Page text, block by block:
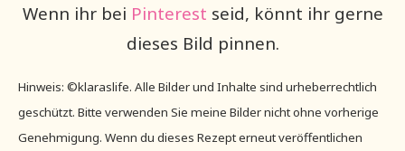
Wenn ihr bei Pinterest seid, könnt ihr gerne
dieses Bild pinnen.
Hinweis: ©klaraslife. Alle Bilder und Inhalte sind urheberrechtlich
geschützt. Bitte verwenden Sie meine Bilder nicht ohne vorherige
Genehmigung. Wenn du dieses Rezept erneut veröffentlichen